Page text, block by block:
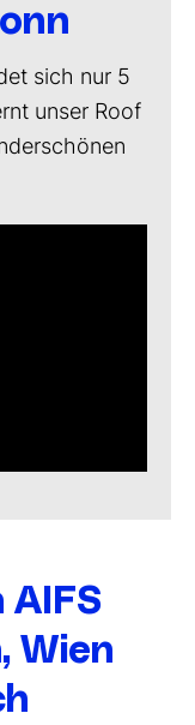
sich nur 5
unser Roof
AIFS
Wien